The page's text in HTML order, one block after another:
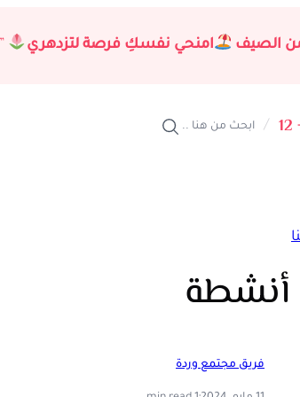
الصيف امنحي نفسكِ فرصة لتزدهري ”
/ ابحث من هنا ..
أنشطة
فريق مجتمع وردة